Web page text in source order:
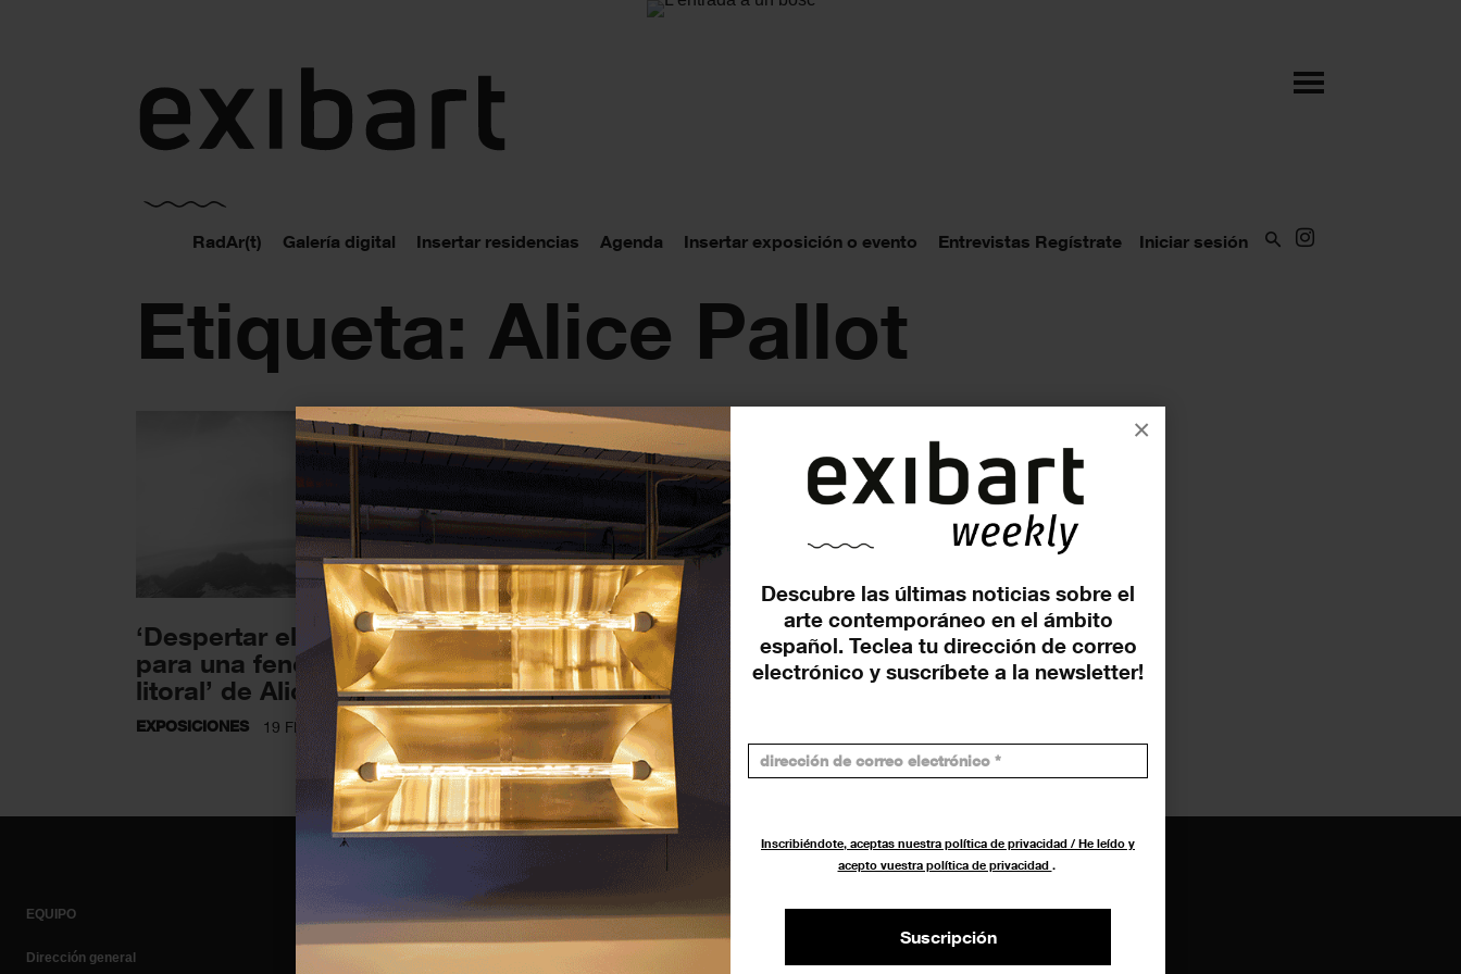
Descubre las últimas noticias sobre el
arte contemporáneo en el ámbito
español. Teclea tu dirección de correo
electrónico y suscríbete a la newsletter!
Inscribiéndote, aceptas nuestra política de privacidad / He leído y
acepto vuestra política de privacidad .
Suscripción
×
RadAr(t) Galería digital Insertar residencias Agenda Insertar exposición o evento Entrevistas Regístrate Iniciar sesión
Etiqueta: Alice Pallot
‘Despertar el agua. Notas
para una fenomenología del
litoral’ de Alice...
EXPOSICIONES 19 FEBRERO 2025
EQUIPO
Dirección general